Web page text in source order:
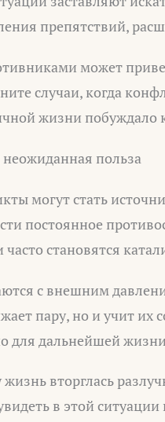
препятствий,
может
случаи, когда
жизни
польза
могут стать
постоянное
становятся
с внешним
пару, но и учит
для дальнейшей
вторглась
в этой